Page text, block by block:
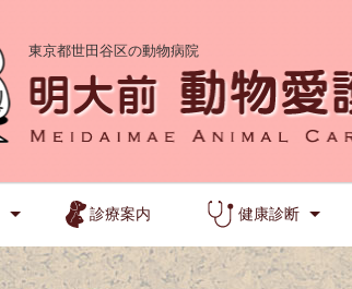
東京都世田谷区の動物病院
診療案内 健康診断